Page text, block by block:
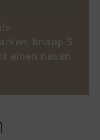
knapp 5
einen neuen